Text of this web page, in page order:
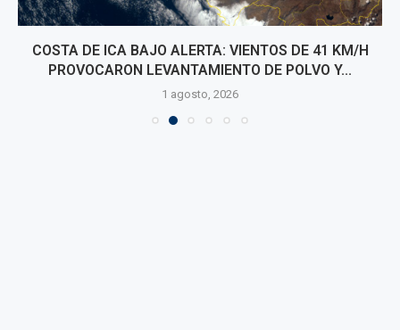
COSTA DE ICA BAJO ALERTA: VIENTOS DE 41 KM/H
PROVOCARON LEVANTAMIENTO DE POLVO Y...
1 agosto, 2026